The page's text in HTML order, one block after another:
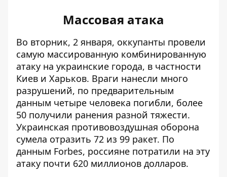
Массовая атака
Во вторник, 2 января, оккупанты провели
самую массированную комбинированную
атаку на украинские города, в частности
Киев и Харьков. Враги нанесли много
разрушений, по предварительным
данным четыре человека погибли, более
50 получили ранения разной тяжести.
Украинская противовоздушная оборона
сумела отразить 72 из 99 ракет. По
данным Forbes, россияне потратили на эту
атаку почти 620 миллионов долларов.